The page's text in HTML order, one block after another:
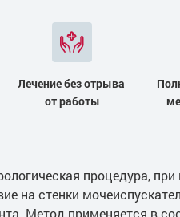
Лечение без отрыва
от работы
процедура,
на стенки
Метод применяется в